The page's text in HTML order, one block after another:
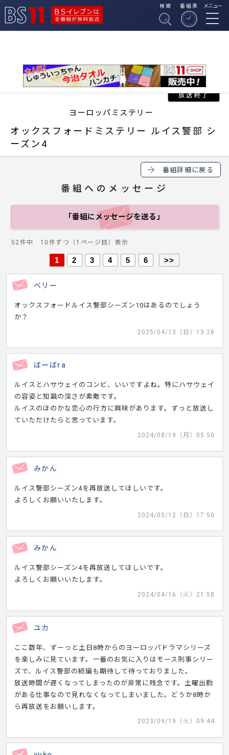
BSイレブンは全番組
検索 番組表 メニュー
ヨーロッパミステリー
オックスフォードミステリー ルイス警部 シ
ーズン4
番組詳細に戻る
番組へのメッセージ
「番組にメッセージを送る」
52件中 10件ずつ（1ページ目）表示
1 2 3 4 5 6 >>
ベリー
オックスフォードルイス警部シーズン10はあるのでしょう
か？
2025/04/13（日）13:28
ばーばra
ルイスとハサウェイのコンビ、いいですよね。特にハサウェイ
の容姿と知識の深さが素敵です。
ルイスのほのかな恋心の行方に興味があります。ずっと放送し
ていただけたらと思っています。
2024/08/19（月）05:50
みかん
ルイス警部シーズン4を再放送してほしいです。
よろしくお願いいたします。
2024/05/12（日）17:50
みかん
ルイス警部シーズン4を再放送してほしいです。
よろしくお願いいたします。
2024/04/16（火）21:58
ユカ
ここ数年、ずーっと土日8時からのヨーロッパドラマシリーズ
を楽しみに見ています。一番のお気に入りはモース刑事シリー
ズで、ルイス警部の続編も期待して待っておりました。
放送時間が遅くなってしまったのが非常に残念です。土曜出勤
がある仕事なので見れなくなってしまいました。どうか8時か
ら再放送をお願いします。
2023/09/19（火）09:44